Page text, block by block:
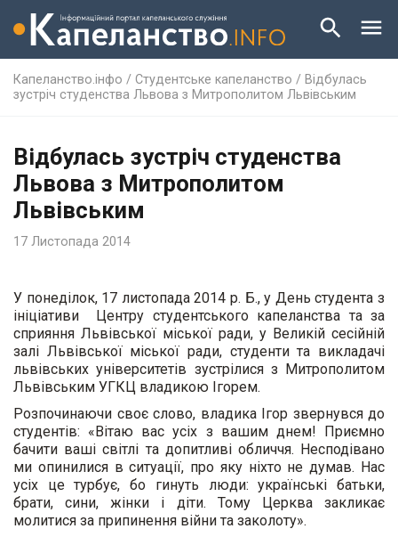
Капеланство.інфо / Студентське капеланство / Відбулась
зустріч студенства Львова з Митрополитом Львівським
Відбулась зустріч студенства
Львова з Митрополитом
Львівським
17 Листопада 2014
У понеділок, 17 листопада 2014 р. Б., у День студента з
ініціативи Центру студентського капеланства та за
сприяння Львівської міської ради, у Великій сесійній
залі Львівської міської ради, студенти та викладачі
львівських університетів зустрілися з Митрополитом
Львівським УГКЦ владикою Ігорем.
Розпочинаючи своє слово, владика Ігор звернувся до
студентів: «Вітаю вас усіх з вашим днем! Приємно
бачити ваші світлі та допитливі обличчя. Несподівано
ми опинилися в ситуації, про яку ніхто не думав. Нас
усіх це турбує, бо гинуть люди: українські батьки,
брати, сини, жінки і діти. Тому Церква закликає
молитися за припинення війни та заколоту».